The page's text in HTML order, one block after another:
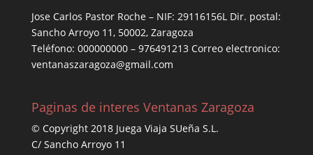
Jose Carlos Pastor Roche – NIF: 29116156L Dir. postal:
Sancho Arroyo 11, 50002, Zaragoza
Teléfono: 000000000 – 976491213 Correo electronico:
ventanaszaragoza@gmail.com
Paginas de interes Ventanas Zaragoza
© Copyright 2018 Juega Viaja SUeña S.L.
C/ Sancho Arroyo 11